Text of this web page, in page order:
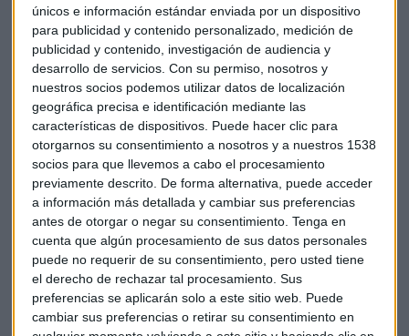
únicos e información estándar enviada por un dispositivo
para publicidad y contenido personalizado, medición de
publicidad y contenido, investigación de audiencia y
desarrollo de servicios. Con su permiso, nosotros y
nuestros socios podemos utilizar datos de localización
geográfica precisa e identificación mediante las
características de dispositivos. Puede hacer clic para
otorgarnos su consentimiento a nosotros y a nuestros 1538
socios para que llevemos a cabo el procesamiento
previamente descrito. De forma alternativa, puede acceder
a información más detallada y cambiar sus preferencias
antes de otorgar o negar su consentimiento. Tenga en
cuenta que algún procesamiento de sus datos personales
puede no requerir de su consentimiento, pero usted tiene
el derecho de rechazar tal procesamiento. Sus
preferencias se aplicarán solo a este sitio web. Puede
cambiar sus preferencias o retirar su consentimiento en
La operación reducirá al 52 por ciento la participación de
Criteria en Caixabank teniendo en cuenta que el banco tiene
previsto proponer en una próxima junta de accionistas la
amortización de los títulos entregados como pago para
neutralizar el impacto negativo en el beneficio por acción
por la pérdida de ingresos.
Aunque Criteria controla actualmente un 56,8 por ciento y la
entrega de acciones al banco reduce su participación al 46,8
por ciento, la amortización volverá a elevar su cuota en la
sociedad hasta el 52 por ciento al reducirse el número de
acciones total.
Pero el holding podrá ver reducida su participación por
debajo del umbral del 50 por ciento al vencer en 2017 un
bono convertible por el que tendrá que entregar también